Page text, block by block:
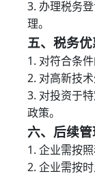
3. 办理税务
理。
五、税务
1. 对符合条
2. 对高新技
3. 对投资于
政策。
六、后续
1. 企业需按
2. 企业需按